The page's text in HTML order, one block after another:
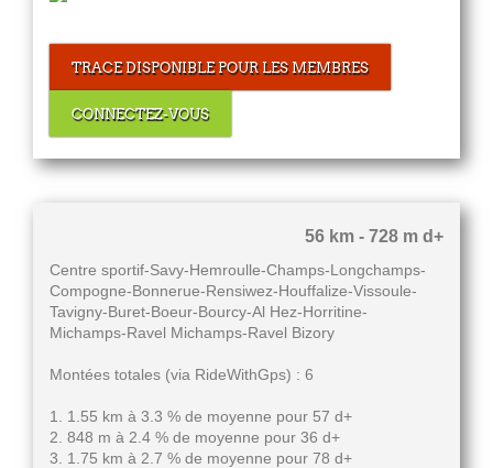
TRACE DISPONIBLE POUR LES MEMBRES
CONNECTEZ-VOUS
56 km - 728 m d+
Centre sportif-Savy-Hemroulle-Champs-Longchamps-
Compogne-Bonnerue-Rensiwez-Houffalize-Vissoule-
Tavigny-Buret-Boeur-Bourcy-Al Hez-Horritine-
Michamps-Ravel Michamps-Ravel Bizory
Montées totales (via RideWithGps) : 6
1. 1.55 km à 3.3 % de moyenne pour 57 d+
2. 848 m à 2.4 % de moyenne pour 36 d+
3. 1.75 km à 2.7 % de moyenne pour 78 d+